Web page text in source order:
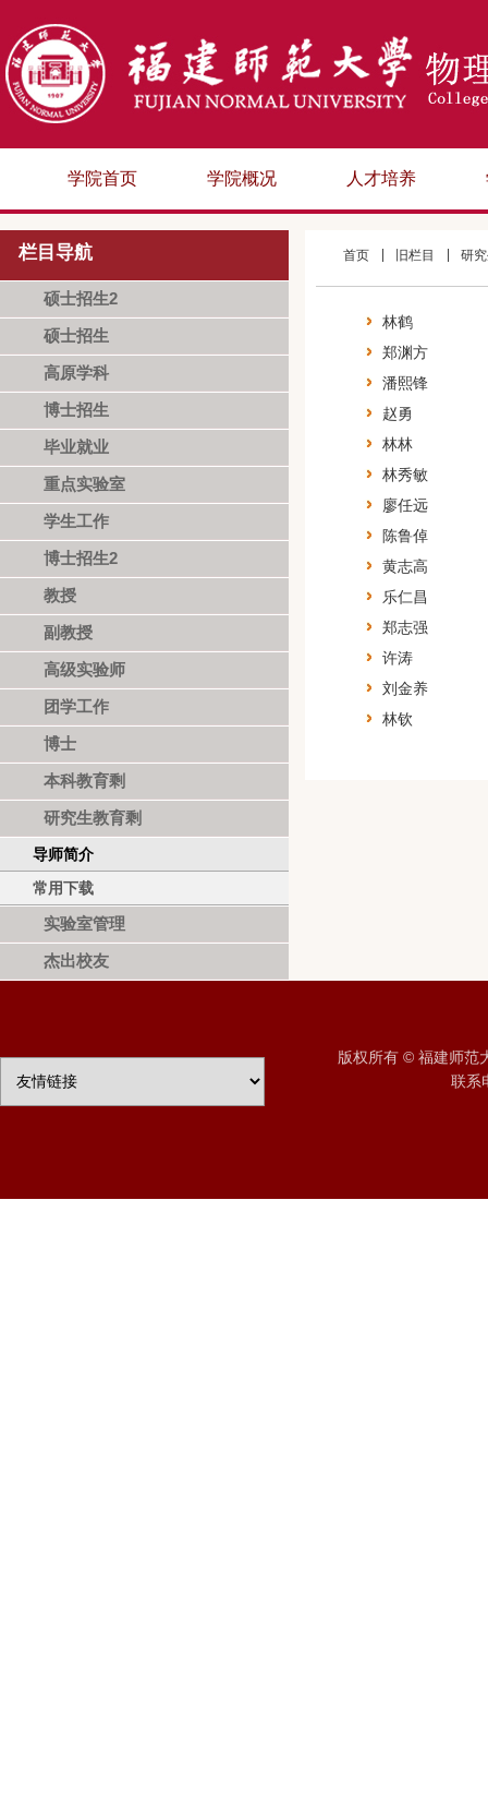
学院首页 学院概况 人才培养
首页 旧栏目 研
林鹤
郑渊方
潘熙锋
赵勇
林林
林秀敏
廖任远
陈鲁倬
黄志高
乐仁昌
郑志强
许涛
刘金养
林钦
栏目导航
硕士招生2
硕士招生
高原学科
博士招生
毕业就业
重点实验室
学生工作
博士招生2
教授
副教授
高级实验师
团学工作
博士
本科教育剩
研究生教育剩
导师简介
常用下载
实验室管理
杰出校友
版权所有 © 福建师范
联系